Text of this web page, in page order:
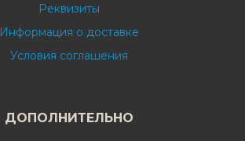
Реквизиты
Информация о доставке
Условия соглашения
ДОПОЛНИТЕЛЬНО